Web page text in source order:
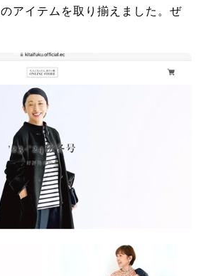
アイテムを取り揃えました。ぜ